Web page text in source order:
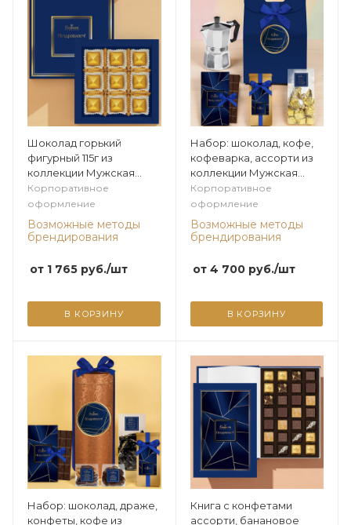
Шоколад горький
фигурный 115г из
коллекции Мужская
коллекция
Корпоративное
оформление
Возможные методы
брендирования
от 1 765 руб./шт
В КОРЗИНУ
Набор: шоколад, кофе,
кофеварка, ассорти из
коллекции Мужская
коллекция
Корпоративное
оформление
Возможные методы
брендирования
от 4 700руб./шт
В КОРЗИНУ
Набор: шоколад, драже,
конфеты, кофе из
Книга с конфетами
ассорти, банановое